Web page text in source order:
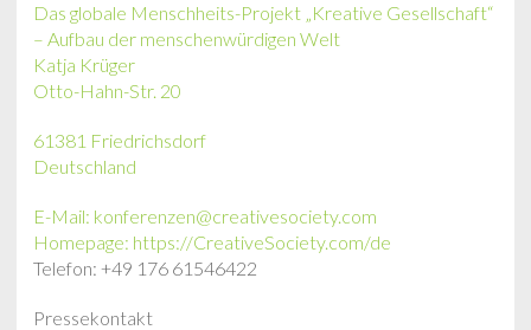
Das globale Menschheits-Projekt „Kreative Gesellschaft“
– Aufbau der menschenwürdigen Welt
Katja Krüger
Otto-Hahn-Str. 20
61381 Friedrichsdorf
Deutschland
E-Mail: konferenzen@creativesociety.com
Homepage: https://CreativeSociety.com/de
Telefon: +49 176 61546422
Pressekontakt